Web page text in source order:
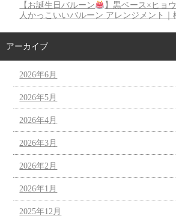
【お誕生日バルーン 】黒ベース×ヒョ
人かっこいいバルーン アレンジメント｜
アーカイブ
2026年6月
2026年5月
2026年4月
2026年3月
2026年2月
2026年1月
2025年12月